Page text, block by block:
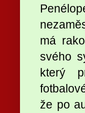
má
svého
který
že po